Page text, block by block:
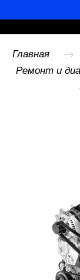
Главная
Ремонт и